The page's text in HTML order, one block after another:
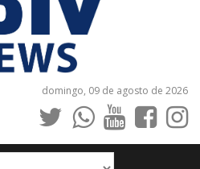
domingo, 09 de agosto de 2026